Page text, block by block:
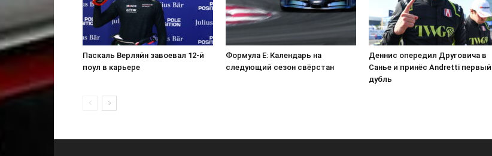
Паскаль Верляйн завоевал 12-й
поул в карьере
Формула E: Календарь на
следующий сезон свёрстан
Деннис опередил Друговича в
Санье и принёс Andretti первый
дубль